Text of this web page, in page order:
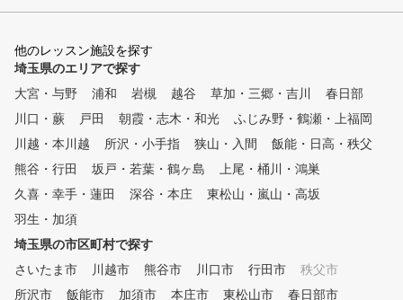
コースばかりです。 ドライビ
ングレンジやアプローチグリー
ンなどの練習環境も充実してい
ます。 【情熱と個性があふれ
るコーチ】 コーチたちはみん
な、あなたと共に考え、目標へ
導き、それを達成するために全
個性があふれるコーチたちに会
いにきてください。 【メンバ
ーとコーチが集うクラブハウス
】 メンバー専用ページもござ
います。 メンバーの皆さま一
人一人のロッカールームとレッ
ンなどの練習環境も充実
ます。 【情熱と個性があふれ
るコーチ】 コーチたちは
な、あなたと共に考え、
導き、それを達成するた
個性があふれるコーチた
います。 メンバーの皆さ
人一人のロッカールーム
他のレッスン施設を探す
埼玉県のエリアで探す
大宮・与野
浦和 岩槻 越谷 草加・三郷・吉川
春日部
川口・蕨
戸田 朝霞・志木・和光
ふじみ野・鶴瀬・上福岡
川越・本川越
所沢・小手指 狭山・入間
飯能・日高・秩父
熊谷・行田
坂戸・若葉・鶴ヶ島
上尾・桶川・鴻巣
久喜・幸手・蓮田
深谷・本庄
東松山・嵐山・高坂
羽生・加須
埼玉県の市区町村で探す
さいたま市
川越市 熊谷市 川口市 行田市
秩父市
所沢市
飯能市 加須市 本庄市 東松山市
春日部市